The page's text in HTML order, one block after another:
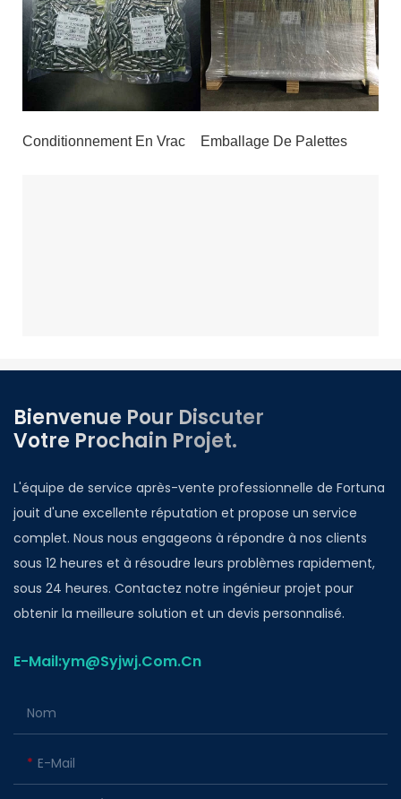
Conditionnement En Vrac Emballage De Palettes
Bienvenue Pour Discuter
Votre Prochain Projet.
L'équipe de service après-vente professionnelle de Fortuna
jouit d'une excellente réputation et propose un service
complet. Nous nous engageons à répondre à nos clients
sous 12 heures et à résoudre leurs problèmes rapidement,
sous 24 heures. Contactez notre ingénieur projet pour
obtenir la meilleure solution et un devis personnalisé.
E-Mail:ym@Syjwj.Com.Cn
Nom
E-Mail